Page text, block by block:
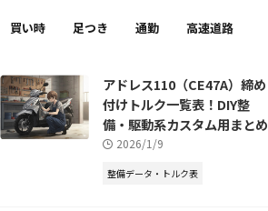
買い時 足つき 通勤 高速道路
アドレス110（CE47A）締め
付けトルク一覧表！DIY整
備・駆動系カスタム用まとめ
2026/1/9
整備データ・トルク表